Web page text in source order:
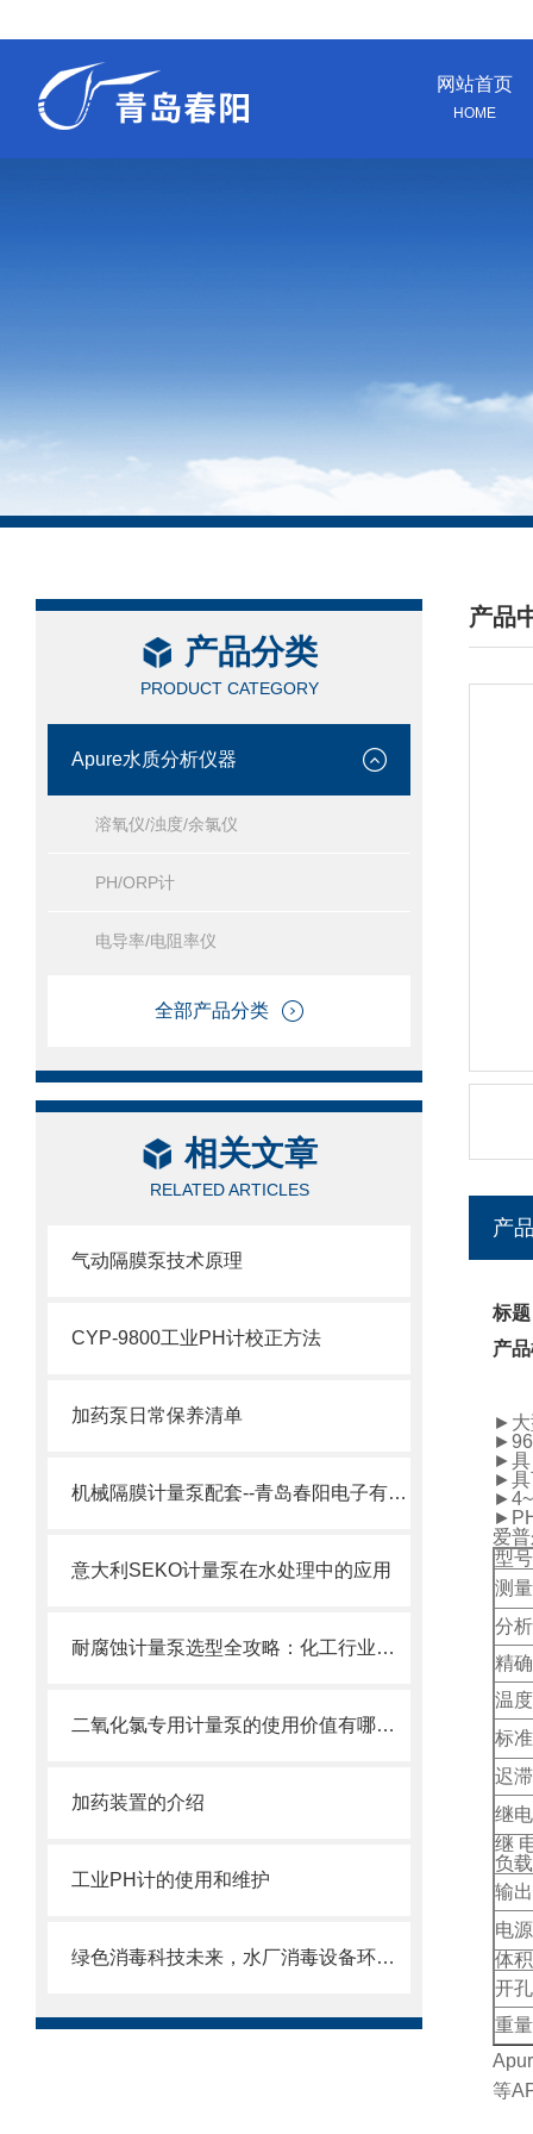
网站首页
HOME
产品分类
PRODUCT CATEGORY
Apure水质分析仪器
溶氧仪/浊度/余氯仪
PH/ORP计
电导率/电阻率仪
全部产品分类
相关文章
RELATED ARTICLES
气动隔膜泵技术原理
CYP-9800工业PH计校正方法
加药泵日常保养清单
机械隔膜计量泵配套--青岛春阳电子有限公司
意大利SEKO计量泵在水处理中的应用
耐腐蚀计量泵选型全攻略：化工行业精准加药如何选对设备
二氧化氯专用计量泵的使用价值有哪些？
加药装置的介绍
工业PH计的使用和维护
绿色消毒科技未来，水厂消毒设备环保高效
产品
/
产
标
产
►大
►具
►具
爱
型号
测
分
精
温
标
迟
继
继
负载
输
电源
体积
开
重量
等